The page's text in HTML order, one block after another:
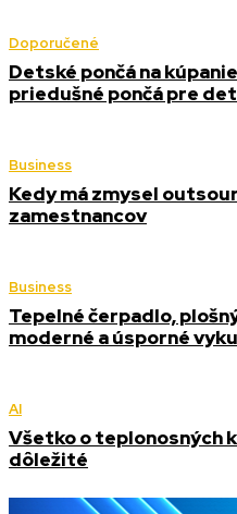
Doporučené
Detské pončá na
priedušné pončá pre
Business
Kedy má zmysel
zamestnancov
Business
Tepelné čerpadlo,
moderné a úsporné
AI
Všetko o teplonosných
dôležité